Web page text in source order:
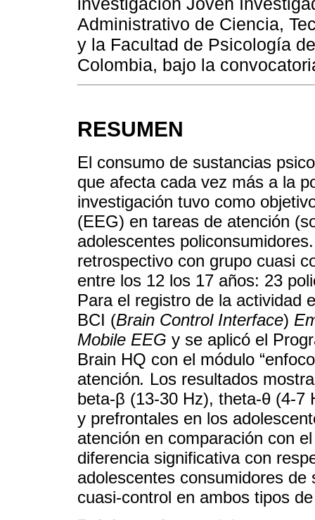
Administrativo de Ciencia,
y la Facultad de Psicología
Colombia, bajo la
RESUMEN
El consumo de sustancias
que afecta cada vez más a la
investigación tuvo como
(EEG) en tareas de atención
adolescentes
retrospectivo con grupo cuasi
entre los 12 los 17 años: 23
Para el registro de la actividad
BCI (Brain Control Interface)
Mobile EEG y se aplicó el
Brain HQ con el módulo
atención. Los resultados
beta-β (13-30 Hz), theta-θ (4-7
y prefrontales en los
atención en comparación con
diferencia significativa con
adolescentes consumidores
cuasi-control en ambos tipos